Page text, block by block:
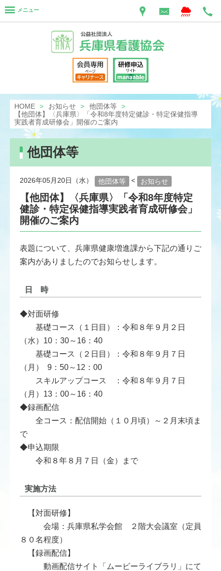
メニュー
HOME お知らせ
他団体等
【他団体】〈兵庫県〉「令和8年度特定健診・特定保健指導
実践者育成研修会」開催のご案内
他団体等
2026年05月20日（水） 他団体等 < お知らせ
【他団体】〈兵庫県〉「令和8年度特定
健診・特定保健指導実践者育成研修会」
開催のご案内
表題について、兵庫県健康増進課から下記の通りご
案内がありましたのでお知らせします。
日 時
◆対面研修
基礎コース（１日目）：令和８年９月２日
（水）10：30～16：40
基礎コース（２日目）：令和８年９月７日
（月） 9：50～12：00
スキルアップコース ：令和８年９月７日
（月）13：00～16：40
◆録画配信
全コース：配信開始（１０月頃）～２月末頃ま
で
◆申込期限
令和８年８月７日（金）まで
実施方法
【対面研修】
会場：兵庫県私学会館 ２階大会議室（定員
８０名程度）
【録画配信】
動画配信サイト「ムービーライブラリ」にて